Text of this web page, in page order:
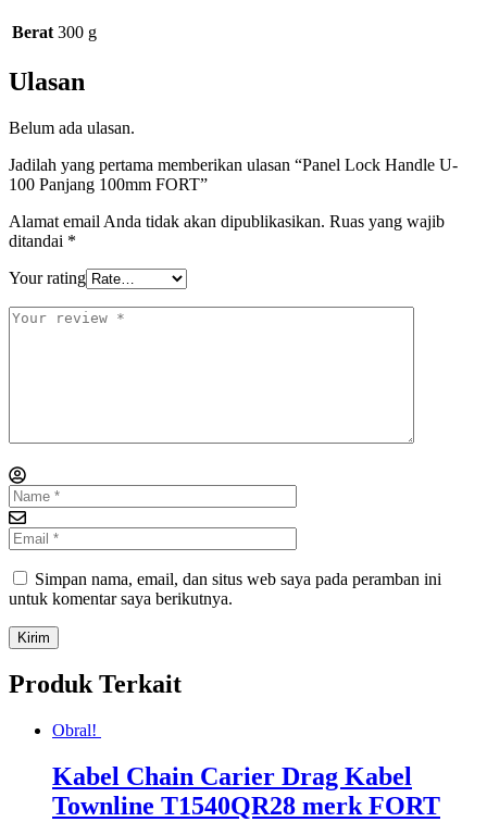
Berat 300 g
Ulasan
Belum ada ulasan.
Jadilah yang pertama memberikan ulasan “Panel Lock Handle U-
100 Panjang 100mm FORT”
Alamat email Anda tidak akan dipublikasikan. Ruas yang wajib
ditandai *
Your rating
Simpan nama, email, dan situs web saya pada peramban ini
untuk komentar saya berikutnya.
Produk Terkait
Obral!
Kabel Chain Carier Drag Kabel
Townline T1540QR28 merk FORT